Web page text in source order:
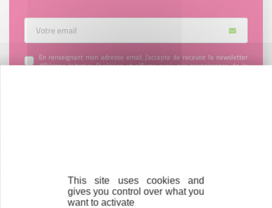
Votre Email
En renseignant mon adresse email, j’accepte de recevoir la newsletter
d'Réseau Initiative Pyrénées et affirme avoir pris connaissance de la
Nos partenaires
This site uses cookies and
gives you control over what you
want to activate